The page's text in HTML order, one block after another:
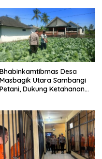
Bhabinkamtibmas Desa
Masbagik Utara Sambangi
Petani, Dukung Ketahanan